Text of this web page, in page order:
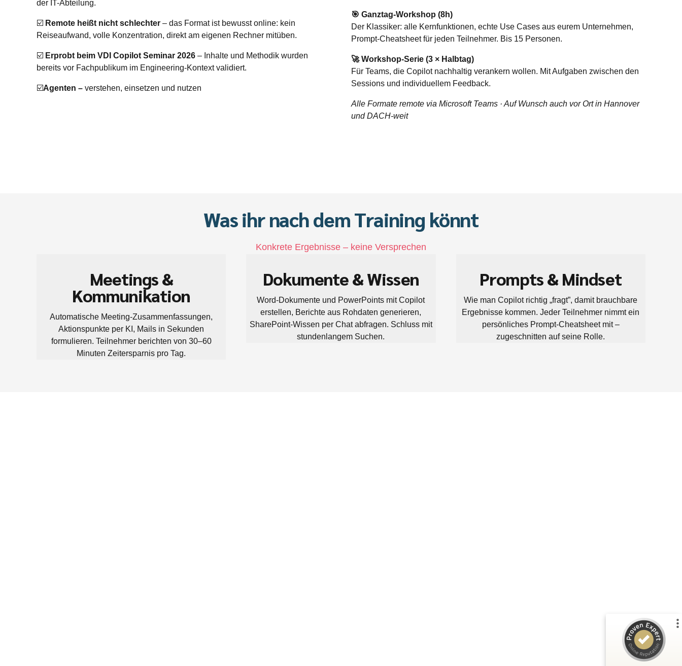
der IT-Abteilung.
☑️ Remote heißt nicht schlechter – das Format ist bewusst online: kein
Reiseaufwand, volle Konzentration, direkt am eigenen Rechner mitüben.
☑️ Erprobt beim VDI Copilot Seminar 2026 – Inhalte und Methodik wurden
bereits vor Fachpublikum im Engineering-Kontext validiert.
☑️Agenten – verstehen, einsetzen und nutzen
🎯 Ganztag-Workshop (8h)
Der Klassiker: alle Kernfunktionen, echte Use Cases aus eurem Unternehmen,
Prompt-Cheatsheet für jeden Teilnehmer. Bis 15 Personen.
🚀 Workshop-Serie (3 × Halbtag)
Für Teams, die Copilot nachhaltig verankern wollen. Mit Aufgaben zwischen den
Sessions und individuellem Feedback.
Alle Formate remote via Microsoft Teams · Auf Wunsch auch vor Ort in Hannover
und DACH-weit
Was ihr nach dem Training könnt
Konkrete Ergebnisse – keine Versprechen
Meetings &
Kommunikation
Automatische Meeting-Zusammenfassungen,
Aktionspunkte per KI, Mails in Sekunden
formulieren. Teilnehmer berichten von 30–60
Minuten Zeitersparnis pro Tag.
Dokumente & Wissen
Word-Dokumente und PowerPoints mit Copilot
erstellen, Berichte aus Rohdaten generieren,
SharePoint-Wissen per Chat abfragen. Schluss mit
stundenlangem Suchen.
Prompts & Mindset
Wie man Copilot richtig „fragt”, damit brauchbare
Ergebnisse kommen. Jeder Teilnehmer nimmt ein
persönliches Prompt-Cheatsheet mit –
zugeschnitten auf seine Rolle.
Erfahren Sie mehr über dieses Bewertungssiegel